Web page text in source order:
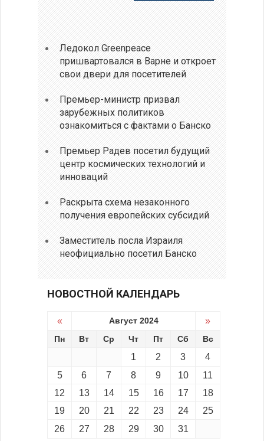
Ледокол Greenpeace
пришвартовался в Варне и откроет
свои двери для посетителей
Премьер-министр призвал
зарубежных политиков
ознакомиться с фактами о Банско
Премьер Радев посетил будущий
центр космических технологий и
инноваций
Раскрыта схема незаконного
получения европейских субсидий
Заместитель посла Израиля
неофициально посетил Банско
НОВОСТНОЙ КАЛЕНДАРЬ
« Август 2024 »
Пн Вт Ср Чт Пт Сб Вс
1 2 3
4
5
6 7 8 9 10
11
12
13 14 15 16 17
18
19
20 21 22 23 24
25
26
27 28 29 30 31